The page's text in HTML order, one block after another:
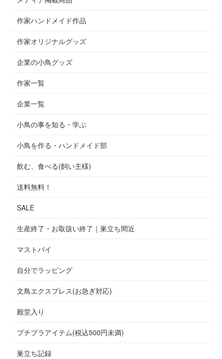
作家ハンドメイド作品
作家オリジナルグッズ
企業の小鳥グッズ
作家一覧
企業一覧
小鳥の事を知る・学ぶ
小鳥を作る・ハンドメイド部
飲む、食べる(飼い主様)
送料無料！
SALE
生産終了・お取扱い終了｜巣立ち間近
マストバイ
自分でラッピング
文鳥エクスプレス(お急ぎ対応)
殿堂入り
プチプラアイテム(税込500円未満)
巣立ち記録